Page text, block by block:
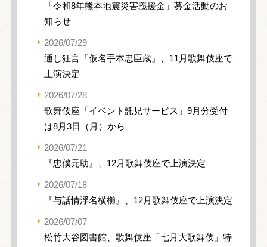
「令和8年熊本地震災害義援金」募金活動のお
知らせ
2026/07/29
通し狂言『仮名手本忠臣蔵』、11月歌舞伎座で
上演決定
2026/07/28
歌舞伎座「イベント託児サービス」9月分受付
は8月3日（月）から
2026/07/21
『忠僕元助』、12月歌舞伎座で上演決定
2026/07/18
『与話情浮名横櫛』、12月歌舞伎座で上演決定
2026/07/07
松竹大谷図書館、歌舞伎座「七月大歌舞伎」特